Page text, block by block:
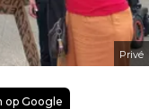
Privé
op Google